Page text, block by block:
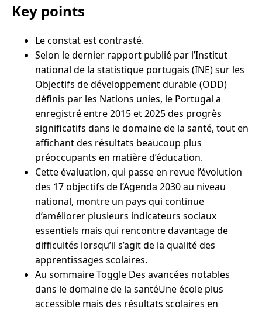
Key points
Le constat est contrasté.
Selon le dernier rapport publié par l’Institut
national de la statistique portugais (INE) sur les
Objectifs de développement durable (ODD)
définis par les Nations unies, le Portugal a
enregistré entre 2015 et 2025 des progrès
significatifs dans le domaine de la santé, tout en
affichant des résultats beaucoup plus
préoccupants en matière d’éducation.
Cette évaluation, qui passe en revue l’évolution
des 17 objectifs de l’Agenda 2030 au niveau
national, montre un pays qui continue
d’améliorer plusieurs indicateurs sociaux
essentiels mais qui rencontre davantage de
difficultés lorsqu’il s’agit de la qualité des
apprentissages scolaires.
Au sommaire Toggle Des avancées notables
dans le domaine de la santéUne école plus
accessible mais des résultats scolaires en